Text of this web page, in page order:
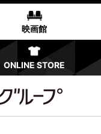
映画館
ONLINE STORE